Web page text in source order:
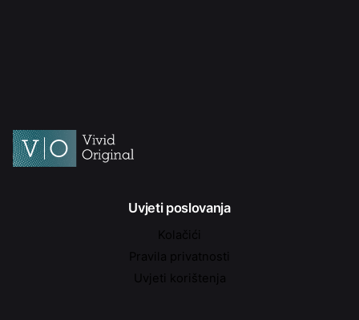
Uvjeti poslovanja
Kolačići
Pravila privatnosti
Uvjeti korištenja